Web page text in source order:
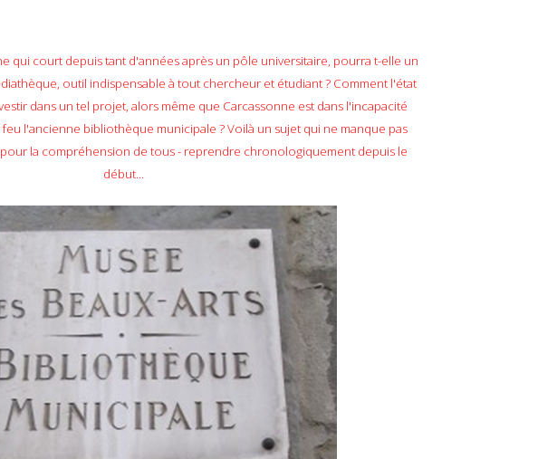
qui court depuis tant d'années après un pôle universitaire, pourra t-elle un
outil indispensable à tout chercheur et étudiant ? Comment l'état
dans un tel projet, alors même que Carcassonne est dans l'incapacité
l'ancienne bibliothèque municipale ? Voilà un sujet qui ne manque pas
la compréhension de tous - reprendre chronologiquement depuis le
début...